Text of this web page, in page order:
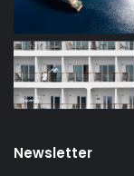
Newsletter